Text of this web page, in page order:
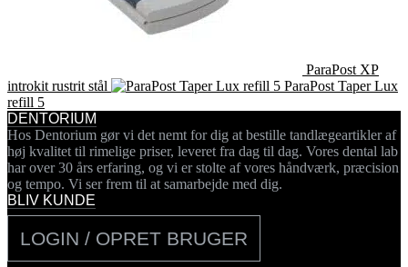
ParaPost XP
introkit rustrit stål
ParaPost Taper Lux
refill 5
DENTORIUM
Hos Dentorium gør vi det nemt for dig at bestille tandlægeartikler af
høj kvalitet til rimelige priser, leveret fra dag til dag. Vores dental lab
har over 30 års erfaring, og vi er stolte af vores håndværk, præcision
og tempo. Vi ser frem til at samarbejde med dig.
BLIV KUNDE
LOGIN / OPRET BRUGER